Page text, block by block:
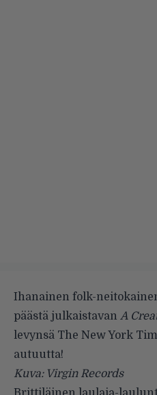
Ihanainen folk-
päästä julkaistavan A
levynsä The New York
autuutta!
Kuva: Virgin Records